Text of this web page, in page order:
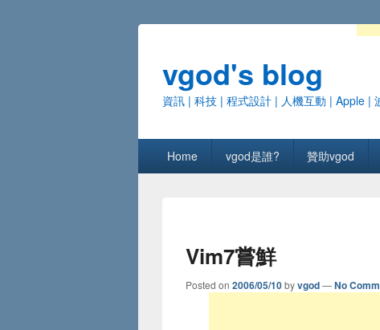
vgod's blog
資訊 | 科技 | 程式設計 | 人機互動 | Apple |
Primary menu
Skip to primary content
Skip to secondary content
Home vgod是誰? 贊助vgod
Vim7嘗鮮
Posted on2006/05/10byvgod—No